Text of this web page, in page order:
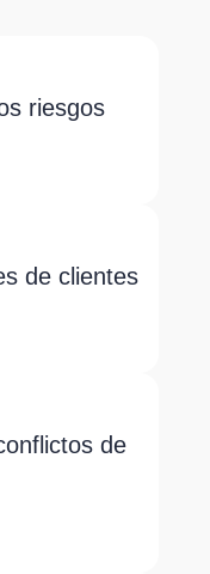
riesgos
de clientes
de